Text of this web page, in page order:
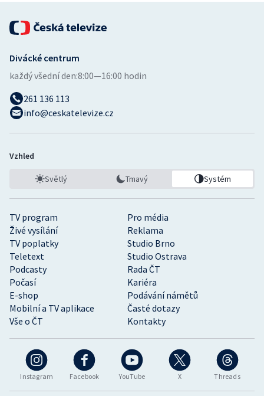
Instagram Facebook YouTube X Threads
TV program
Pro média
Živé vysílání
Reklama
TV poplatky
Studio Brno
Teletext
Studio Ostrava
Podcasty
Rada ČT
Počasí
Kariéra
E-shop
Podávání námětů
Mobilní a TV aplikace
Časté dotazy
Vše o ČT
Kontakty
Divácké centrum
každý všední den:8:00—16:00 hodin
261 136 113
info@ceskatelevize.cz
Vzhled
Světlý Tmavý Systém